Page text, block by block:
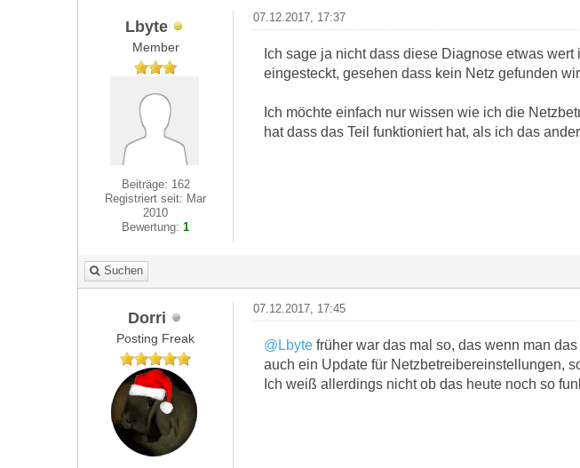
Lbyte
Member
Beiträge: 162
Registriert seit: Mar
2010
Bewertung:1
07.12.2017, 17:37
Ich sage ja nicht dass diese Diagnose etwas
eingesteckt, gesehen dass kein Netz gefunden
Ich möchte einfach nur wissen wie ich die
hat dass das Teil funktioniert hat, als ich das
Suchen
Dorri
Posting Freak
07.12.2017, 17:45
@Lbytefrüher war das mal so, das wenn man
auch ein Update für Netzbetreibereinstellungen,
Ich weiß allerdings nicht ob das heute noch so